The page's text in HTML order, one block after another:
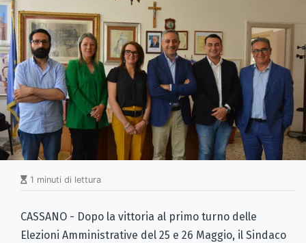
1 minuti di lettura
CASSANO - Dopo la vittoria al primo turno delle
Elezioni Amministrative del 25 e 26 Maggio, il Sindaco